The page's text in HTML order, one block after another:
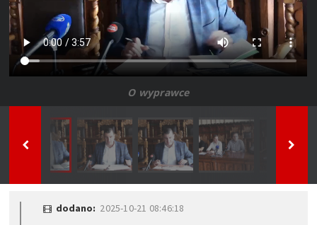
O wyprawce
dodano: 2025-10-21 08:46:18